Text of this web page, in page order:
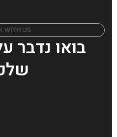
WITH US
בואו נדבר